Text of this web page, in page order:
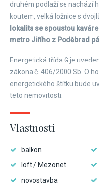
druhém podlaží se nachází
koutem, velká ložnice s
lokalita se spoustou
metro Jiřího z Poděbrad
Energetická třída G je
zákona č. 406/2000 Sb. O
energetického štítku bude
této nemovitosti.
Vlastnosti
balkon
loft / Mezonet
novostavba